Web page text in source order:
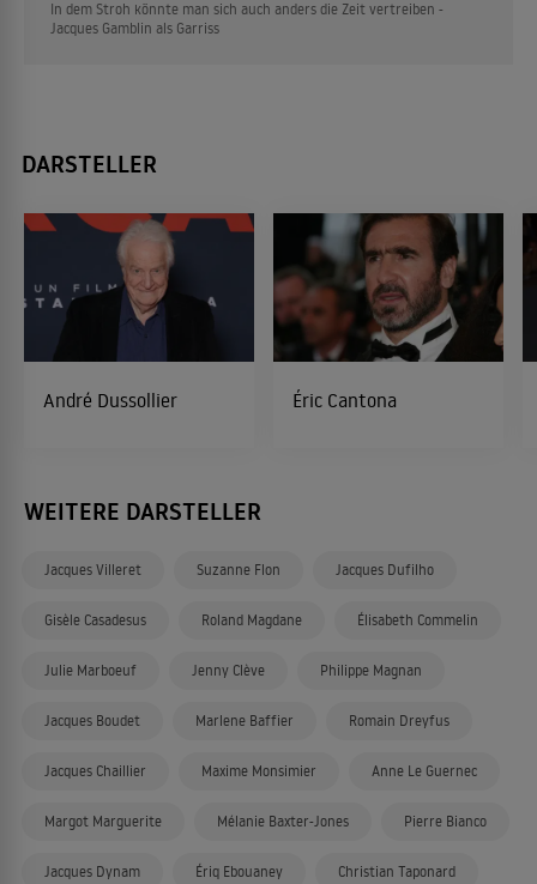
In dem Stroh könnte man sich auch anders die Zeit vertreiben -
Jacques Gamblin als Garriss
DARSTELLER
André Dussollier Éric Cantona
WEITERE DARSTELLER
Jacques Villeret Suzanne Flon Jacques Dufilho
Gisèle Casadesus Roland Magdane Élisabeth Commelin
Julie Marboeuf Jenny Clève Philippe Magnan
Jacques Boudet Marlene Baffier Romain Dreyfus
Jacques Chaillier Maxime Monsimier Anne Le Guernec
Margot Marguerite Mélanie Baxter-Jones Pierre Bianco
Jacques Dynam Ériq Ebouaney Christian Taponard